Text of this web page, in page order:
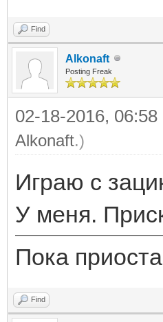
Find
Alkonaft
Posting Freak
02-18-2016, 06:58
Alkonaft.)
Играю с
У меня.
Пока
Find